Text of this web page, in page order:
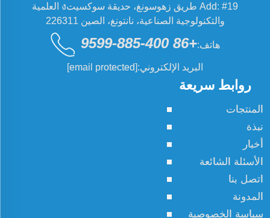
روابط سريعة
المنتجات
نبذة
أخبار
الأسئلة الشائعة
اتصل بنا
المدونة
سياسة الخصوصية
Add: #19 طريق زهوسونغ، حديقة سوكسيتง العلمية
والتكنولوجية الصناعية، نانتونغ، الصين 226311
هاتف:+86 400-885-9599
البريد الإلكتروني:[email protected]